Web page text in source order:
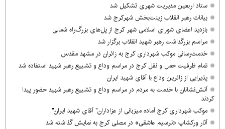
ستاد اربعین مدیریت شهری تشکیل شد
بیانات رهبر انقلاب زینت‌بخش شهرکرج شد
بازدید اعضای شورای اسلامی شهر کرج از پل‌های بزرگ‌راه شمالی
مراسم بزرگداشت رهبر شهید انقلاب برگزار شد
خدمت‌رسانی موکب شهرداری کرج به زائران در مشهد مقدس
تمام ظرفیت حمل و نقل کرج در مراسم وداع و تشییع رهبر شهید استفاده شد
پذیرایی از زائرین وداع با آقای شهید ایران
آتش‌نشانان با خدمت به مردم در مراسم وداع و تشییع رهبر شهید حضور پیدا
کردند
موکب شهرداری کرج آماده میزبانی از عزاداران" آقای شهید ایران"
آثار ورکشاپ «ترسیم عاشقی» در مصلی کرج به نمایش گذاشته شد